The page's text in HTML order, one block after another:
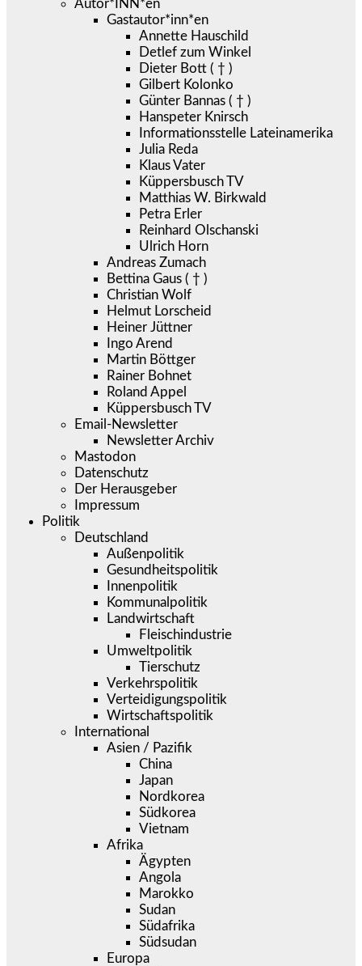
Autor*INN*en
Gastautor*inn*en
Annette Hauschild
Detlef zum Winkel
Dieter Bott ( † )
Gilbert Kolonko
Günter Bannas ( † )
Hanspeter Knirsch
Informationsstelle Lateinamerika
Julia Reda
Klaus Vater
Küppersbusch TV
Matthias W. Birkwald
Petra Erler
Reinhard Olschanski
Ulrich Horn
Andreas Zumach
Bettina Gaus ( † )
Christian Wolf
Helmut Lorscheid
Heiner Jüttner
Ingo Arend
Martin Böttger
Rainer Bohnet
Roland Appel
Küppersbusch TV
Email-Newsletter
Newsletter Archiv
Mastodon
Datenschutz
Der Herausgeber
Impressum
Politik
Deutschland
Außenpolitik
Gesundheitspolitik
Innenpolitik
Kommunalpolitik
Landwirtschaft
Fleischindustrie
Umweltpolitik
Tierschutz
Verkehrspolitik
Verteidigungspolitik
Wirtschaftspolitik
International
Asien / Pazifik
China
Japan
Nordkorea
Südkorea
Vietnam
Afrika
Ägypten
Angola
Marokko
Sudan
Südafrika
Südsudan
Europa